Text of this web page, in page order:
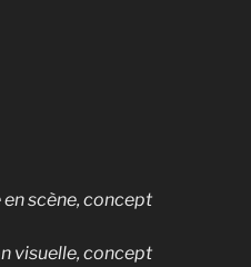
en scène, concept
visuelle, concept